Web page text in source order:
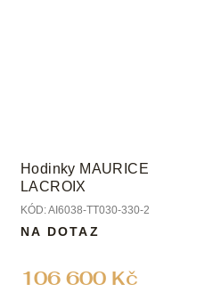
Hodinky MAURICE
LACROIX
KÓD:AI6038-TT030-330-2
106 600 Kč
NA DOTAZ